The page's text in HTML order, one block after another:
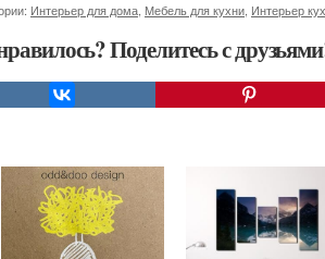
Интерьер для дома Мебель для кухни Интерьер
Поделитесь с